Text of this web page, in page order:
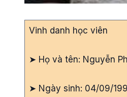
Vinh danh học viên
➤ Họ và tên: Nguyễn
➤ Ngày sinh: 04/09/